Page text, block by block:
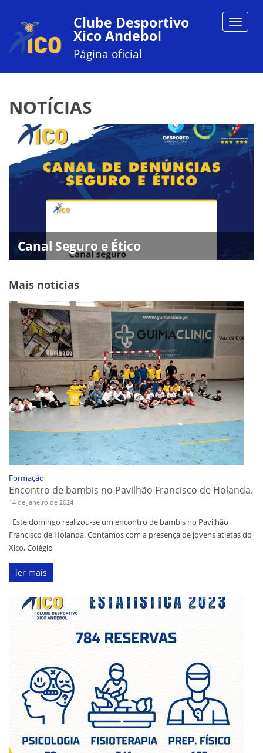
Toggle
Clube Desportivo
Xico Andebol
Página oficial
NOTÍCIAS
Canal Seguro e Ético
Mais notícias
Formação
Encontro de bambis no Pavilhão Francisco de Holanda.
14 de Janeiro de 2024
Este domingo realizou-se um encontro de bambis no Pavilhão
Francisco de Holanda. Contamos com a presença de jovens atletas do
Xico, Colégio
ler mais